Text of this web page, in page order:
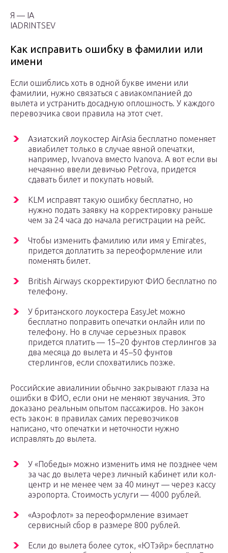
Я — IA
IADRINTSEV
Как исправить ошибку в фамилии или
имени
Если ошиблись хоть в одной букве имени или
фамилии, нужно связаться с авиакомпанией до
вылета и устранить досадную оплошность. У каждого
перевозчика свои правила на этот счет.
Азиатский лоукостер AirAsia бесплатно поменяет
авиабилет только в случае явной опечатки,
например, Ivvanova вместо Ivanova. А вот если вы
нечаянно ввели девичью Petrova, придется
сдавать билет и покупать новый.
KLM исправят такую ошибку бесплатно, но
нужно подать заявку на корректировку раньше
чем за 24 часа до начала регистрации на рейс.
Чтобы изменить фамилию или имя у Emirates,
придется доплатить за переоформление или
поменять билет.
British Airways скорректируют ФИО бесплатно по
телефону.
У британского лоукостера EasyJet можно
бесплатно поправить опечатки онлайн или по
телефону. Но в случае серьезных правок
придется платить — 15–20 фунтов стерлингов за
два месяца до вылета и 45–50 фунтов
стерлингов, если спохватились позже.
Российские авиалинии обычно закрывают глаза на
ошибки в ФИО, если они не меняют звучания. Это
доказано реальным опытом пассажиров. Но закон
есть закон: в правилах самих перевозчиков
написано, что опечатки и неточности нужно
исправлять до вылета.
У «Победы» можно изменить имя не позднее чем
за час до вылета через личный кабинет или кол-
центр и не менее чем за 40 минут — через кассу
аэропорта. Стоимость услуги — 4000 рублей.
«Аэрофлот» за переоформление взимает
сервисный сбор в размере 800 рублей.
Если до вылета более суток, «ЮТэйр» бесплатно